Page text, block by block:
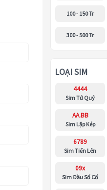
100 - 150 Tr
300 - 500 Tr
LOẠI SIM
4444
Sim Tứ Quý
AA.BB
Sim Lặp Kép
6789
Sim Tiến Lên
09x
Sim Đầu Số Cổ